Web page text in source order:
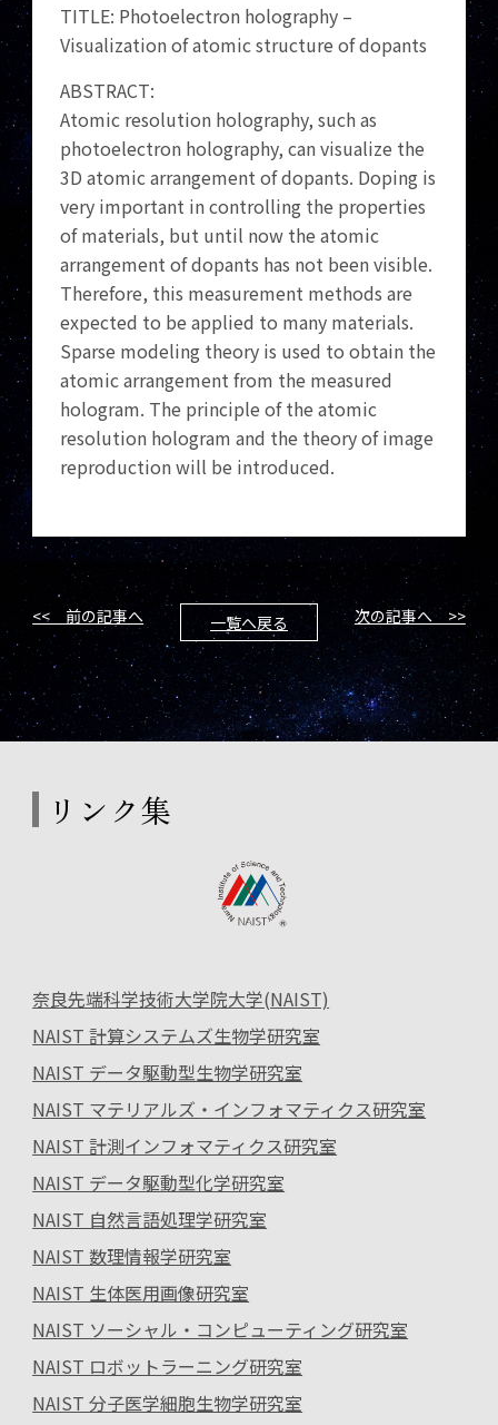
TITLE: Photoelectron holography –
Visualization of atomic structure of dopants
ABSTRACT:
Atomic resolution holography, such as
photoelectron holography, can visualize the
3D atomic arrangement of dopants. Doping is
very important in controlling the properties
of materials, but until now the atomic
arrangement of dopants has not been visible.
Therefore, this measurement methods are
expected to be applied to many materials.
Sparse modeling theory is used to obtain the
atomic arrangement from the measured
hologram. The principle of the atomic
resolution hologram and the theory of image
reproduction will be introduced.
<< 前の記事へ 一覧へ戻る 次の記事へ >>
リンク集
奈良先端科学技術大学院大学(NAIST)
NAIST 計算システムズ生物学研究室
NAIST データ駆動型生物学研究室
NAIST マテリアルズ・インフォマティクス研究室
NAIST 計測インフォマティクス研究室
NAIST データ駆動型化学研究室
NAIST 自然言語処理学研究室
NAIST 数理情報学研究室
NAIST 生体医用画像研究室
NAIST ソーシャル・コンピューティング研究室
NAIST ロボットラーニング研究室
NAIST 分子医学細胞生物学研究室